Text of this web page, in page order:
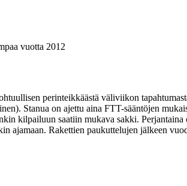
vuotta 2012
perinteikkäästä väliviikon
Stanua on ajettu aina FTT-sääntöjen
kilpailuun saatiin mukava sakki.
ajamaan. Rakettien paukuttelujen jälkeen